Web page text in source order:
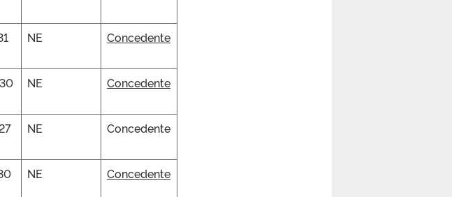
NE Concedente
NE Concedente
NE Concedente
NE Concedente